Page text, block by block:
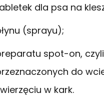
dla psa na
(sprayu);
spot-on,
do
w kark.